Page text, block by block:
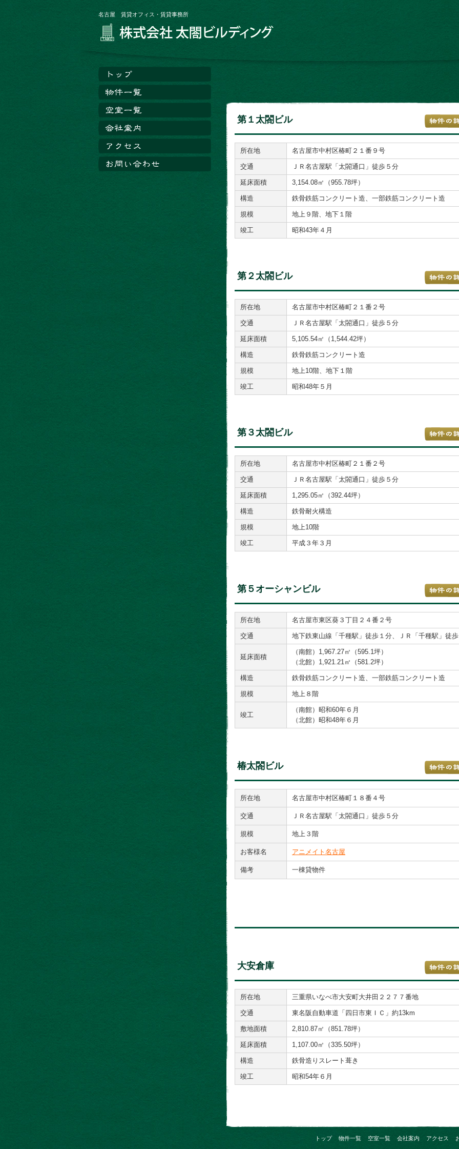
名古屋 賃貸オフィス・賃貸事務所
第１太閤ビル
所在地 名古屋市中村区椿町２１番９号
交通 ＪＲ名古屋駅「太閤通口」徒歩５分
延床面積 3,154.08㎡（955.78坪）
構造 鉄骨鉄筋コンクリート造、一部鉄筋コンクリート造
規模 地上９階、地下１階
竣工 昭和43年４月
第２太閤ビル
所在地 名古屋市中村区椿町２１番２号
交通 ＪＲ名古屋駅「太閤通口」徒歩５分
延床面積 5,105.54㎡（1,544.42坪）
構造 鉄骨鉄筋コンクリート造
規模 地上10階、地下１階
竣工 昭和48年５月
第３太閤ビル
所在地 名古屋市中村区椿町２１番２号
交通 ＪＲ名古屋駅「太閤通口」徒歩５分
延床面積 1,295.05㎡（392.44坪）
構造 鉄骨耐火構造
規模 地上10階
竣工 平成３年３月
第５オーシャンビル
所在地 名古屋市東区葵３丁目２４番２号
交通 地下鉄東山線「千種駅」徒歩１分、ＪＲ「千種駅」徒
延床面積
（南館）1,967.27㎡（595.1坪）
（北館）1,921.21㎡（581.2坪）
構造 鉄骨鉄筋コンクリート造、一部鉄筋コンクリート造
規模 地上８階
竣工
（南館）昭和60年６月
（北館）昭和48年６月
椿太閤ビル
所在地 名古屋市中村区椿町１８番４号
交通 ＪＲ名古屋駅「太閤通口」徒歩５分
規模 地上３階
お客様名 アニメイト名古屋
備考 一棟貸物件
大安倉庫
所在地 三重県いなべ市大安町大井田２２７７番地
交通 東名阪自動車道「四日市東ＩＣ」約13km
敷地面積 2,810.87㎡（851.78坪）
延床面積 1,107.00㎡（335.50坪）
構造 鉄骨造りスレート葺き
竣工 昭和54年６月
トップ 物件一覧 空室一覧 会社案内 アクセス